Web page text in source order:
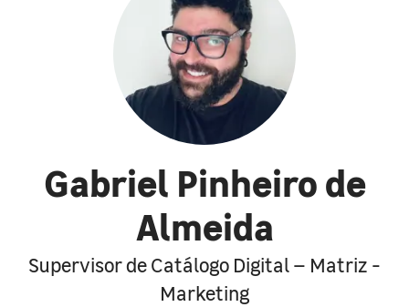
Gabriel Pinheiro de
Almeida
Supervisor de Catálogo Digital – Matriz -
Marketing